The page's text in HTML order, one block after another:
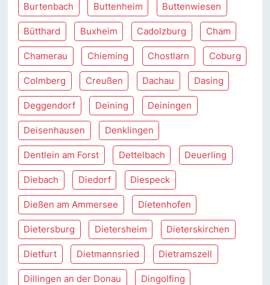
Burtenbach Buttenheim Buttenwiesen
Bütthard Buxheim Cadolzburg Cham
Chamerau Chieming Chostlarn Coburg
Colmberg Creußen Dachau Dasing
Deggendorf Deining Deiningen
Deisenhausen Denklingen
Dentlein am Forst Dettelbach Deuerling
Diebach Diedorf Diespeck
Dießen am Ammersee Dietenhofen
Dietersburg Dietersheim Dieterskirchen
Dietfurt Dietmannsried Dietramszell
Dillingen an der Donau Dingolfing